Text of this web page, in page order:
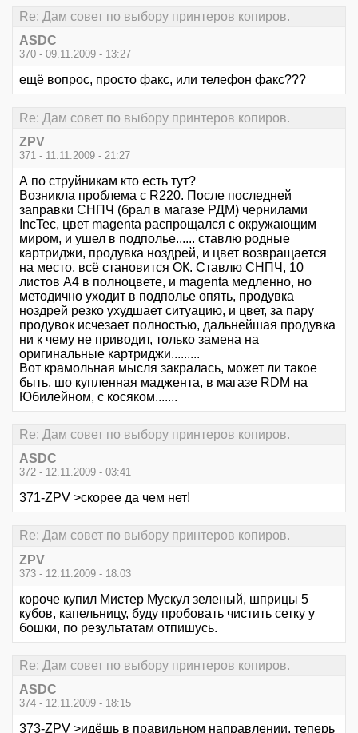
Re: Дам совет по выбору принтеров копиров.
ASDC
370 - 09.11.2009 - 13:27
ещё вопрос, просто факс, или телефон факс???
Re: Дам совет по выбору принтеров копиров.
ZPV
371 - 11.11.2009 - 21:27
А по струйникам кто есть тут?
Возникла проблема с R220. После последней
заправки СНПЧ (брал в магазе РДМ) чернилами
IncTec, цвет magenta распрощался с окружающим
миром, и ушел в подполье...... ставлю родные
картриджи, продувка ноздрей, и цвет возвращается
на место, всё становится ОК. Ставлю СНПЧ, 10
листов А4 в полноцвете, и magenta медленно, но
методично уходит в подполье опять, продувка
ноздрей резко ухудшает ситуацию, и цвет, за пару
продувок исчезает полностью, дальнейшая продувка
ни к чему не приводит, только замена на
оригинальные картриджи.........
Вот крамольная мысля закралась, может ли такое
быть, шо купленная маджента, в магазе RDM на
Юбилейном, с косяком.......
Re: Дам совет по выбору принтеров копиров.
ASDC
372 - 12.11.2009 - 03:41
371-ZPV >скорее да чем нет!
Re: Дам совет по выбору принтеров копиров.
ZPV
373 - 12.11.2009 - 18:03
короче купил Мистер Мускул зеленый, шприцы 5
кубов, капельницу, буду пробовать чистить сетку у
бошки, по результатам отпишусь.
Re: Дам совет по выбору принтеров копиров.
ASDC
374 - 12.11.2009 - 18:15
373-ZPV >идёшь в правильном направлении, теперь